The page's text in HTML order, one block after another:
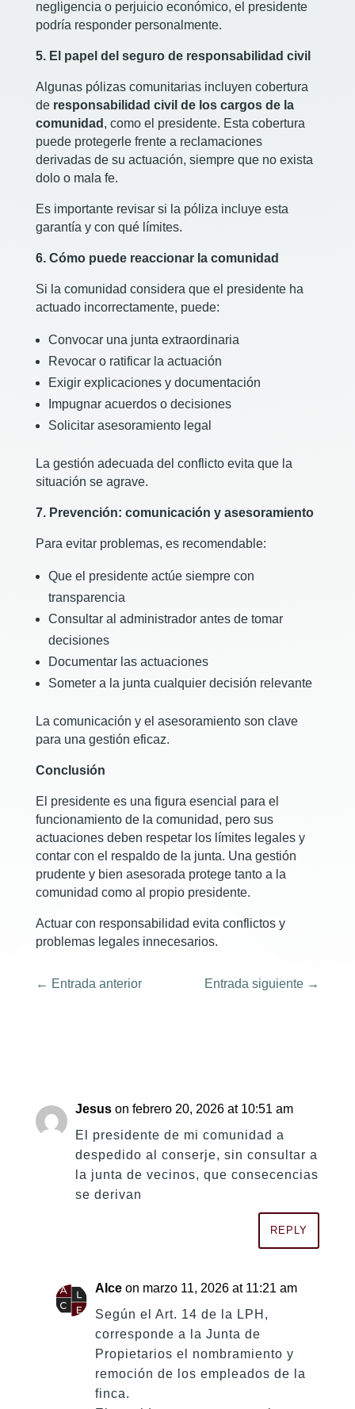
negligencia o perjuicio económico, el presidente
podría responder personalmente.
5. El papel del seguro de responsabilidad civil
Algunas pólizas comunitarias incluyen cobertura
de responsabilidad civil de los cargos de la
comunidad , como el presidente. Esta cobertura
puede protegerle frente a reclamaciones
derivadas de su actuación, siempre que no exista
dolo o mala fe.
Es importante revisar si la póliza incluye esta
garantía y con qué límites.
6. Cómo puede reaccionar la comunidad
Si la comunidad considera que el presidente ha
actuado incorrectamente, puede:
Convocar una junta extraordinaria
Revocar o ratificar la actuación
Exigir explicaciones y documentación
Impugnar acuerdos o decisiones
Solicitar asesoramiento legal
La gestión adecuada del conflicto evita que la
situación se agrave.
7. Prevención: comunicación y asesoramiento
Para evitar problemas, es recomendable:
Que el presidente actúe siempre con
transparencia
Consultar al administrador antes de tomar
decisiones
Documentar las actuaciones
Someter a la junta cualquier decisión relevante
La comunicación y el asesoramiento son clave
para una gestión eficaz.
Conclusión
El presidente es una figura esencial para el
funcionamiento de la comunidad, pero sus
actuaciones deben respetar los límites legales y
contar con el respaldo de la junta. Una gestión
prudente y bien asesorada protege tanto a la
comunidad como al propio presidente.
Actuar con responsabilidad evita conflictos y
problemas legales innecesarios.
← Entrada anterior Entrada siguiente →
Jesus on febrero 20, 2026 at 10:51 am
El presidente de mi comunidad a
despedido al conserje, sin consultar a
la junta de vecinos, que consecencias
se derivan
REPLY
Alce on marzo 11, 2026 at 11:21 am
Según el Art. 14 de la LPH,
corresponde a la Junta de
Propietarios el nombramiento y
remoción de los empleados de la
finca.